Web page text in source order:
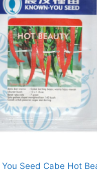
Seed Cabe Hot